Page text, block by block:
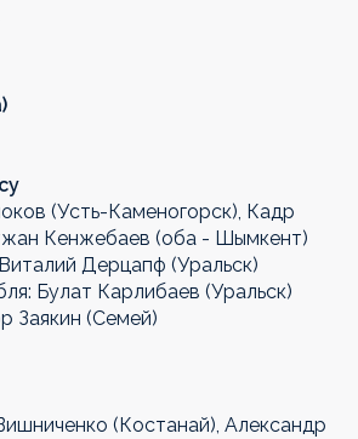
(Усть-Каменогорск), Кадр
Кенжебаев (оба - Шымкент)
Дерцапф (Уральск)
Булат Карлибаев (Уральск)
Заякин (Семей)
(Костанай), Александр